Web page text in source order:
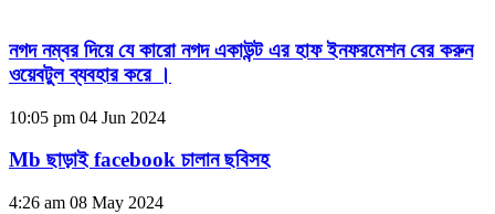
নগদ নম্বর দিয়ে যে কারো নগদ একাউন্ট এর হাফ ইনফরমেশন বের করুন
ওয়েবটুল ব্যবহার করে ।
10:05 pm 04 Jun 2024
Mb ছাড়াই facebook চালান ছবিসহ
4:26 am 08 May 2024